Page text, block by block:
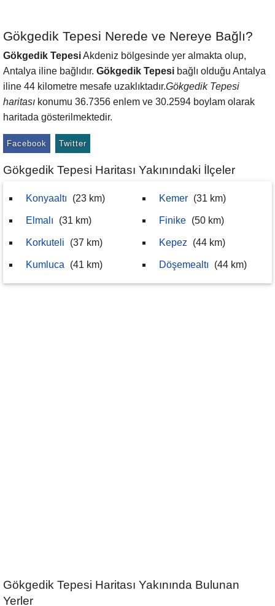
Gökgedik Tepesi Nerede ve Nereye Bağlı?
Gökgedik TepesiAkdeniz bölgesinde yer almakta olup,
Antalya iline bağlıdır. Gökgedik Tepesi bağlı olduğu Antalya
iline 44 kilometre mesafe uzaklıktadır.Gökgedik Tepesi
haritası konumu 36.7356 enlem ve 30.2594 boylam olarak
haritada gösterilmektedir.
Facebook Twitter
Gökgedik Tepesi Haritası Yakınındaki İlçeler
Konyaaltı (23 km)
Elmalı (31 km)
Korkuteli (37 km)
Kumluca (41 km)
Kemer (31 km)
Finike (50 km)
Kepez (44 km)
Döşemealtı (44 km)
Gökgedik Tepesi Haritası Yakınında Bulunan
Yerler